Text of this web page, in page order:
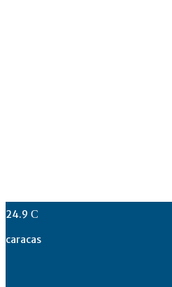
24.9 C
caracas